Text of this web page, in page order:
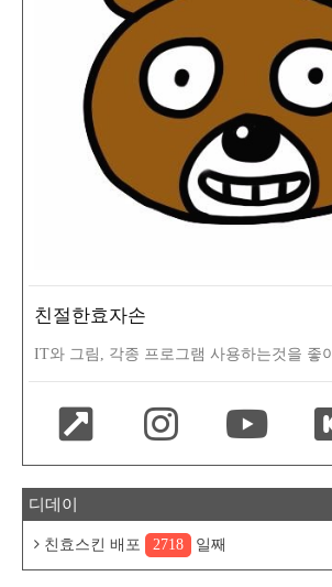
친절한효자손
IT와 그림, 각종 프로그램 사용하는것을 좋
디데이
친효스킨 배포 2718 일째